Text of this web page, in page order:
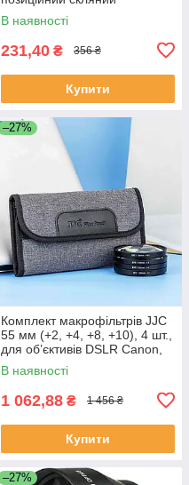
безгвинтовий 10A Сірий
В наявності
231,40 ₴ 356 ₴
Купити
–27%
Комплект макрофільтрів JJC
55 мм (+2, +4, +8, +10), 4 шт.,
для об’єктивів DSLR Canon,
Nikon, Sony, Pentax, Olympus,
Fujifilm
В наявності
1 062,88 ₴ 1 456 ₴
Купити
–27%